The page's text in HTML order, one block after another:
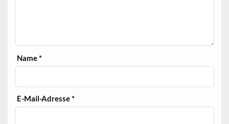
Name*
E-Mail-Adresse*